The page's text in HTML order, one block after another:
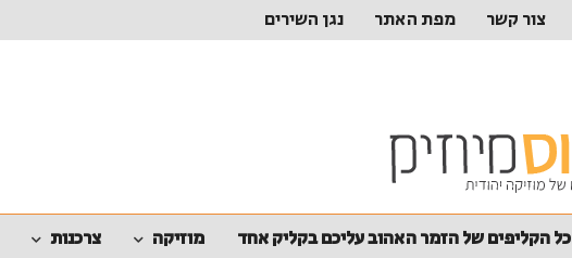
צור קשר מפת האתר נגן השירים
כל הקליפים של הזמר האהוב עליכם בקליק אחד מוזיקה צרכנות